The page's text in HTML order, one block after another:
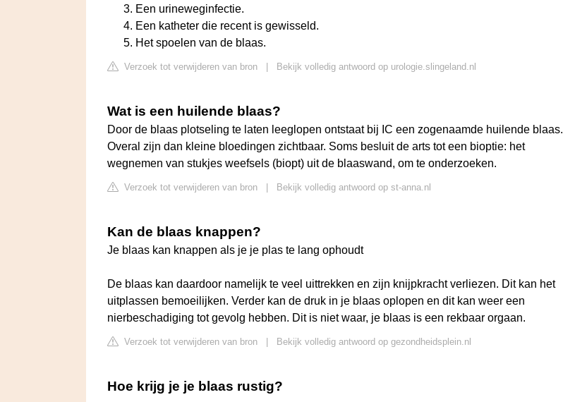
Een urineweginfectie.
Een katheter die recent is gewisseld.
Het spoelen van de blaas.
Verzoek tot verwijderen van bron Bekijk volledig antwoord op urologie.slingeland.nl
Wat is een huilende blaas?
Door de blaas plotseling te laten leeglopen ontstaat bij IC een zogenaamde huilende blaas.
Overal zijn dan kleine bloedingen zichtbaar. Soms besluit de arts tot een bioptie: het
wegnemen van stukjes weefsels (biopt) uit de blaaswand, om te onderzoeken.
Verzoek tot verwijderen van bron Bekijk volledig antwoord op st-anna.nl
Kan de blaas knappen?
Je blaas kan knappen als je je plas te lang ophoudt
De blaas kan daardoor namelijk te veel uittrekken en zijn knijpkracht verliezen. Dit kan het
uitplassen bemoeilijken. Verder kan de druk in je blaas oplopen en dit kan weer een
nierbeschadiging tot gevolg hebben. Dit is niet waar, je blaas is een rekbaar orgaan.
Verzoek tot verwijderen van bron Bekijk volledig antwoord op gezondheidsplein.nl
Hoe krijg je je blaas rustig?